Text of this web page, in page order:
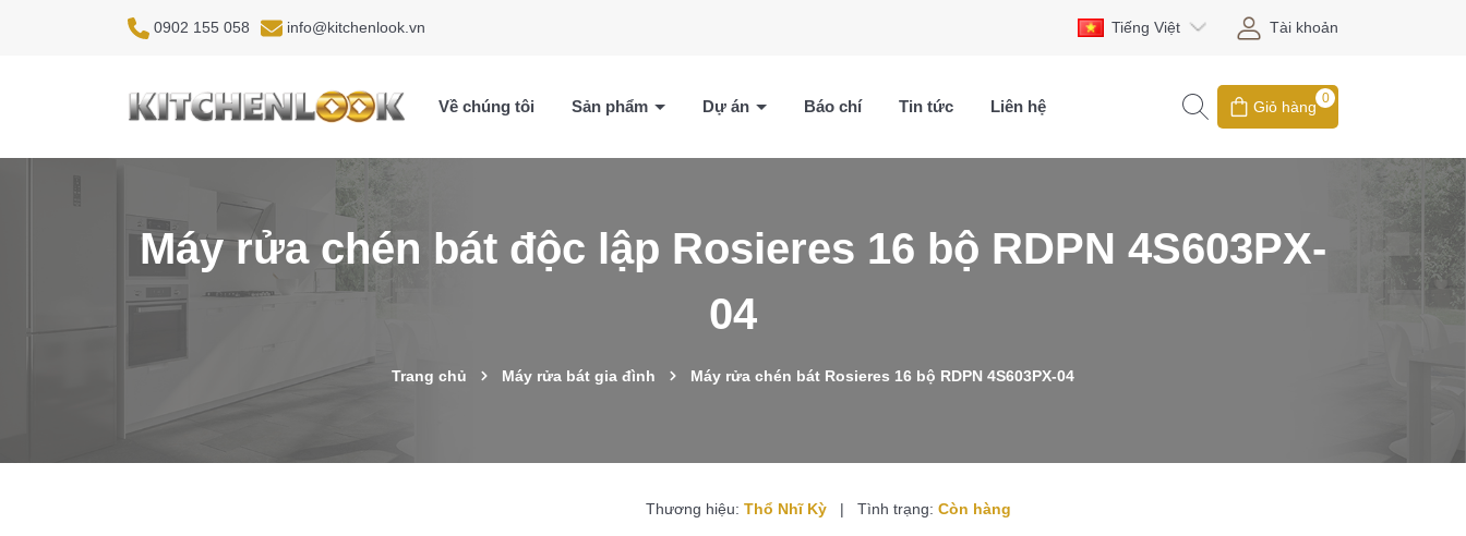
0902 155 058 info@kitchenlook.vn Tiếng Việt Tài khoản
Về chúng tôi Sản phẩm Dự án Báo chí Tin tức Liên hệ Giỏ hàng 0
Máy rửa chén bát độc lập Rosieres 16 bộ RDPN 4S603PX-
04
Trang chủ Máy rửa bát gia đình Máy rửa chén bát Rosieres 16 bộ RDPN 4S603PX-04
Thương hiệu: Thổ Nhĩ Kỳ | Tình trạng: Còn hàng